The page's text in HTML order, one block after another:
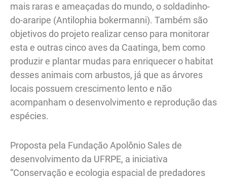
mais raras e ameaçadas do mundo, o soldadinho-
do-araripe (Antilophia bokermanni). Também são
objetivos do projeto realizar censo para monitorar
esta e outras cinco aves da Caatinga, bem como
produzir e plantar mudas para enriquecer o habitat
desses animais com arbustos, já que as árvores
locais possuem crescimento lento e não
acompanham o desenvolvimento e reprodução das
espécies.
Proposta pela Fundação Apolônio Sales de
desenvolvimento da UFRPE, a iniciativa
“Conservação e ecologia espacial de predadores